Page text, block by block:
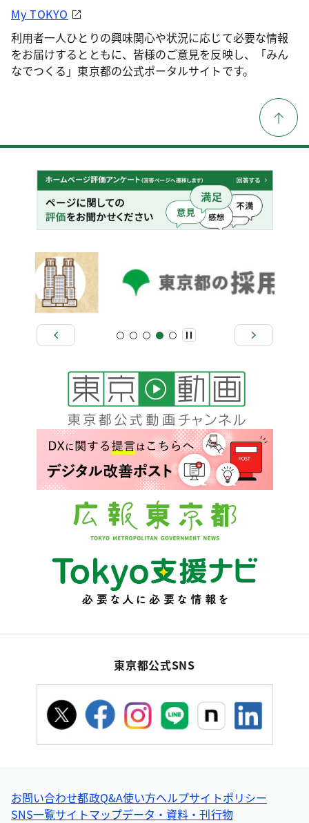
My TOKYO
利用者一人ひとりの興味関心や状況に応じて必要な情報
をお届けするとともに、皆様のご意見を反映し、「みん
なでつくる」東京都の公式ポータルサイトです。
東京都公式SNS
お問い合わせ都政Q&A使い方ヘルプサイトポリシー
SNS一覧サイトマップデータ・資料・刊行物